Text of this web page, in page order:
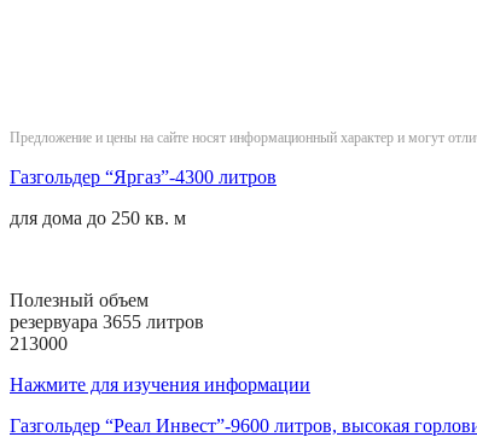
Предложение и цены на сайте носят информационный характер и могут
Газгольдер “Яргаз”-4300 литров
для дома до 250 кв. м
Полезный объем
резервуара 3655 литров
213000
Нажмите для изучения информации
Газгольдер “Реал Инвест”-9600 литров, высокая